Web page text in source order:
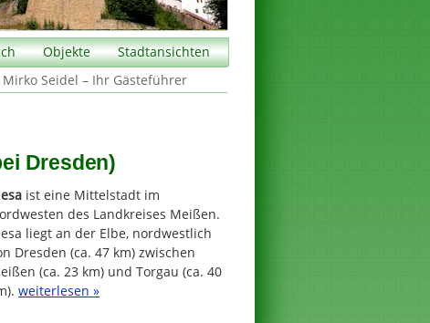
Objekte
Stadtansichten
Mirko Seidel – Ihr Gästeführer
Dresden)
ist eine Mittelstadt im
des Landkreises Meißen.
liegt an der Elbe, nordwestlich
Dresden (ca. 47 km) zwischen
(ca. 23 km) und Torgau (ca. 40
weiterlesen »